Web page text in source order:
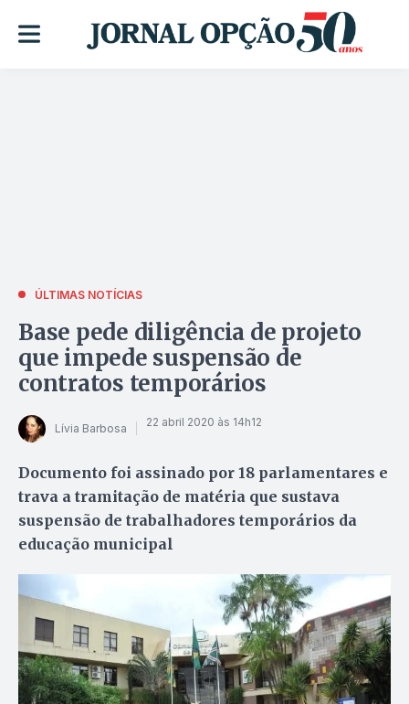
ÚLTIMAS NOTÍCIAS
Base pede diligência de projeto
que impede suspensão de
contratos temporários
Lívia Barbosa 22 abril 2020 às 14h12
Documento foi assinado por 18 parlamentares e
trava a tramitação de matéria que sustava
suspensão de trabalhadores temporários da
educação municipal